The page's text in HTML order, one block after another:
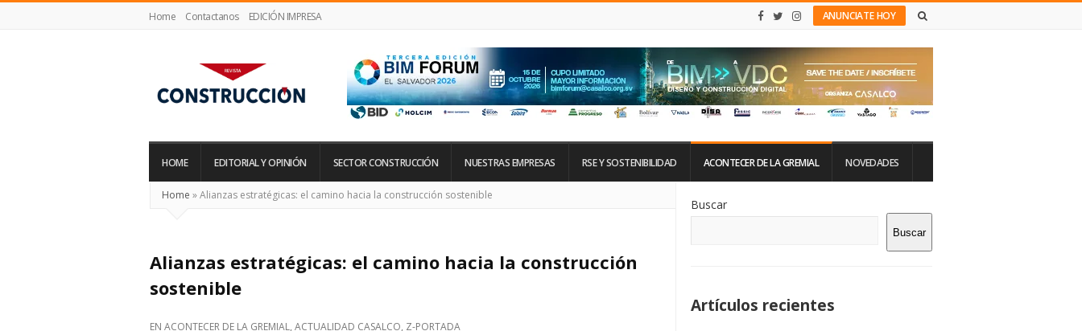
Home Contactanos EDICIÓN IMPRESA ANUNCIATE HOY
Construcción
HOME EDITORIAL Y OPINIÓN SECTOR CONSTRUCCIÓN NUESTRAS EMPRESAS RSE Y SOSTENIBILIDAD ACONTECER DE LA GREMIAL NOVEDADES
Home »Alianzas estratégicas: el camino hacia la construcción sostenible
Alianzas estratégicas: el camino hacia la construcción
sostenible
EN ACONTECER DE LA GREMIAL, ACTUALIDAD CASALCO, Z-PORTADA
De
La
Buscar
Buscar
Artículos recientes